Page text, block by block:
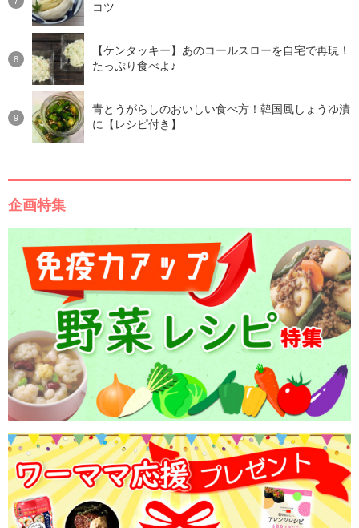
コツ
【ケンタッキー】あのコールスローを自宅で再現！
たっぷり食べよ♪
青とうがらしのおいしい食べ方！韓国風しょうゆ漬
に【レシピ付き】
企画特集